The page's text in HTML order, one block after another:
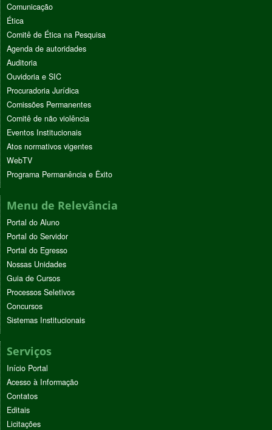
Comunicação
Ética
Comitê de Ética na Pesquisa
Agenda de autoridades
Auditoria
Ouvidoria e SIC
Procuradoria Jurídica
Comissões Permanentes
Comitê de não violência
Eventos Institucionais
Atos normativos vigentes
WebTV
Programa Permanência e Êxito
Menu de Relevância
Portal do Aluno
Portal do Servidor
Portal do Egresso
Nossas Unidades
Guia de Cursos
Processos Seletivos
Concursos
Sistemas Institucionais
Serviços
Início Portal
Acesso à Informação
Contatos
Editais
Licitações